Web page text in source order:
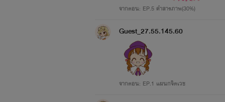
จากตอน: EP.5 คำสารภาพ(30%)
Guest_27.55.145.60
จากตอน: EP.1 แผนกจิตเวช